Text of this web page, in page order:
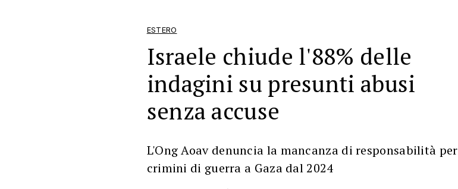
ESTERO
Israele chiude l'88% delle
indagini su presunti abusi
senza accuse
L'Ong Aoav denuncia la mancanza di responsabilità per
crimini di guerra a Gaza dal 2024